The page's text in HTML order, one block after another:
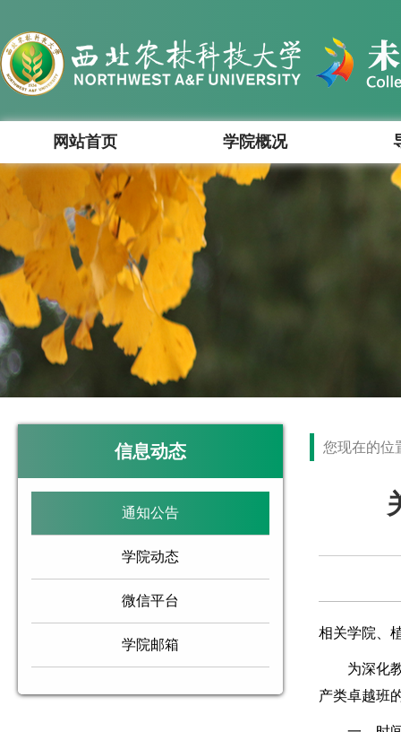
网站首页 学院概况
信息动态
通知公告
学院动态
微信平台
学院邮箱
您现在的位
相关学院、
为深化教
产类卓越班